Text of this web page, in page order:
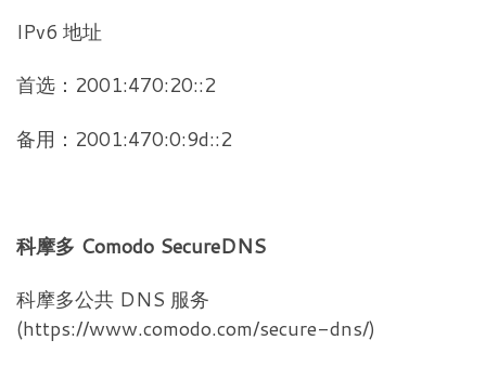
IPv6 地址
首选：2001:470:20::2
备用：2001:470:0:9d::2
科摩多 Comodo SecureDNS
科摩多公共 DNS 服务
(https://www.comodo.com/secure-dns/)